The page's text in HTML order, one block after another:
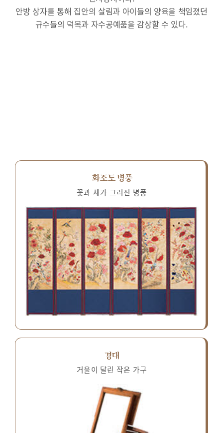
안방 상자를 통해 집안의 살림과 아이들의 양육을 책임졌던
규수들의 덕목과 자수공예품을 감상할 수 있다.
화조도 병풍
꽃과 새가 그려진 병풍
경대
거울이 달린 작은 가구